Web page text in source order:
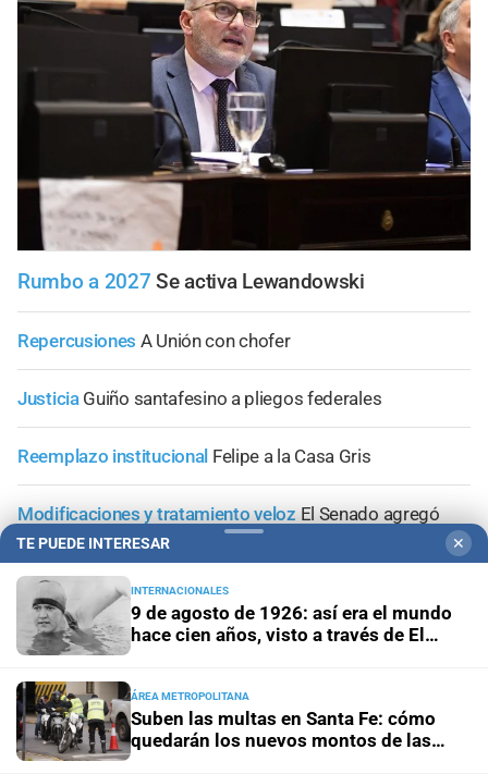
Rumbo a 2027 Se activa Lewandowski
Repercusiones A Unión con chofer
Justicia Guiño santafesino a pliegos federales
Reemplazo institucional Felipe a la Casa Gris
Modificaciones y tratamiento veloz El Senado agregó
una comisión de seguimiento y control a la ley de
+ Área Metropolitana
TE PUEDE INTERESAR ✕
INTERNACIONALES
9 de agosto de 1926: así era el mundo
hace cien años, visto a través de El
ÁREA METROPOLITANA
Suben las multas en Santa Fe: cómo
quedarán los nuevos montos de las